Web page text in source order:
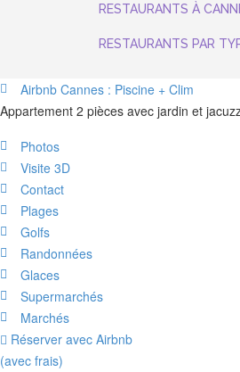
RESTAURANTS À
RESTAURANTS PAR
Airbnb Cannes : Piscine + Clim
Appartement 2 pièces avec jardin et
Photos
Visite 3D
Contact
Plages
Golfs
Randonnées
Glaces
Supermarchés
Marchés
Réserver avec Airbnb
(avec frais)